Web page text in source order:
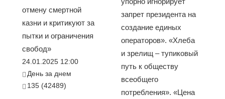
отмену смертной
казни и критикуют за
пытки и ограничения
свобод»
24.01.2025 12:00
День за днем
135 (42489)
запрет президента на
создание единых
операторов». «Хлеба
и зрелищ – тупиковый
путь к обществу
всеобщего
потребления». «Цена